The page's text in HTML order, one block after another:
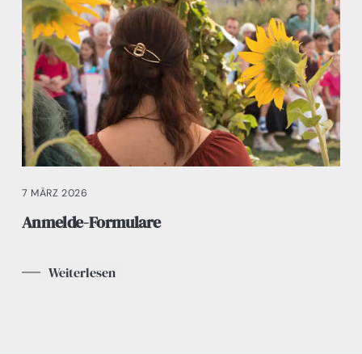
7 MÄRZ 2026
Anmelde-Formulare
Weiterlesen